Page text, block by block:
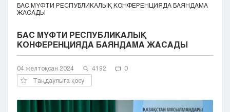
Атырау
Жезказган
Кокшетау
Костанай
Кызылорда
Павлодар
Семей
БАС МҮФТИ РЕСПУБЛИКАЛЫҚ КОНФЕРЕНЦИЯДА БАЯНДАМА
ЖАСАДЫ
БАС МҮФТИ РЕСПУБЛИКАЛЫҚ
КОНФЕРЕНЦИЯДА БАЯНДАМА ЖАСАДЫ
04 желтоқсан 2024 4192
0
Таңдаулыға қосу